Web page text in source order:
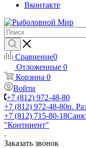
Вконтакте
Сравнение0
Отложенные 0
Корзина 0
Войти
+7 (812) 972-48-80
+7 (812) 972-48-80п.
+7 (812) 715-80-18
"Континент"
Заказать звонок